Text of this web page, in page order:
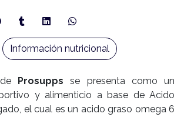
Prosupps se presenta como un
y alimenticio a base de Acido
el cual es un acido graso omega 6
Información nutricional